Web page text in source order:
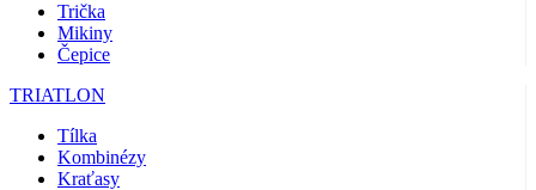
Trička
Mikiny
Čepice
TRIATLON
Tílka
Kombinézy
Kraťasy